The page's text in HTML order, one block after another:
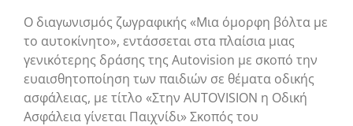
O διαγωνισμός ζωγραφικής «Μια όμορφη βόλτα με
το αυτοκίνητο», εντάσσεται στα πλαίσια μιας
γενικότερης δράσης της Autovision με σκοπό την
ευαισθητοποίηση των παιδιών σε θέματα οδικής
ασφάλειας, με τίτλο «Στην AUTOVISION η Οδική
Ασφάλεια γίνεται Παιχνίδι» Σκοπός του